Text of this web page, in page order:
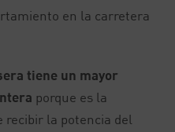
en la carretera
tiene un mayor
porque es la
recibir la potencia del